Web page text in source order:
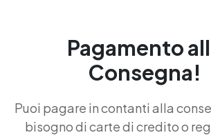
Pagamento
Consegna!
Puoi pagare in contanti alla
bisogno di carte di credito o